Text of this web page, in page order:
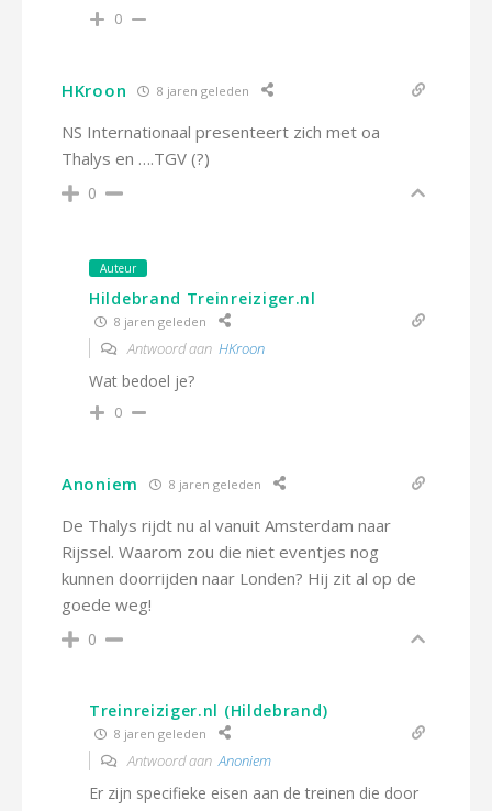
0
HKroon 8 jaren geleden
NS Internationaal presenteert zich met oa
Thalys en ….TGV (?)
0
Auteur
Hildebrand Treinreiziger.nl
8 jaren geleden
Antwoord aan HKroon
Wat bedoel je?
0
Anoniem 8 jaren geleden
De Thalys rijdt nu al vanuit Amsterdam naar
Rijssel. Waarom zou die niet eventjes nog
kunnen doorrijden naar Londen? Hij zit al op de
goede weg!
0
Treinreiziger.nl (Hildebrand)
8 jaren geleden
Antwoord aanAnoniem
Er zijn specifieke eisen aan de treinen die door